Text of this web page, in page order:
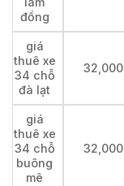
đồng
giá
thuê xe
34 chỗ
đà lạt
32,000
giá
thuê xe
34 chỗ
buông
mê
32,000